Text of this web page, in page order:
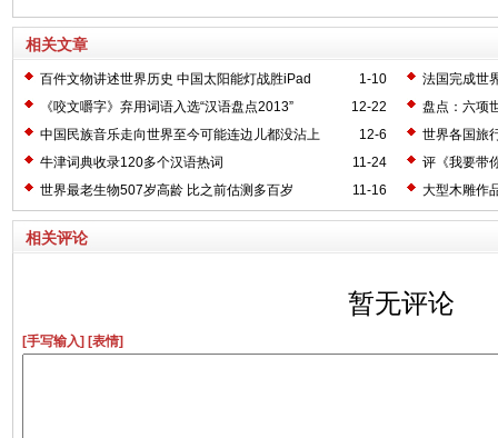
相关文章
1-10
百件文物讲述世界历史 中国太阳能灯战胜iPad
法国完成世
12-22
《咬文嚼字》弃用词语入选“汉语盘点2013”
盘点：六项
12-6
中国民族音乐走向世界至今可能连边儿都没沾上
世界各国旅
11-24
牛津词典收录120多个汉语热词
评《我要带
11-16
世界最老生物507岁高龄 比之前估测多百岁 大型木雕作
相关评论
暂无评论
[手写输入] [表情]